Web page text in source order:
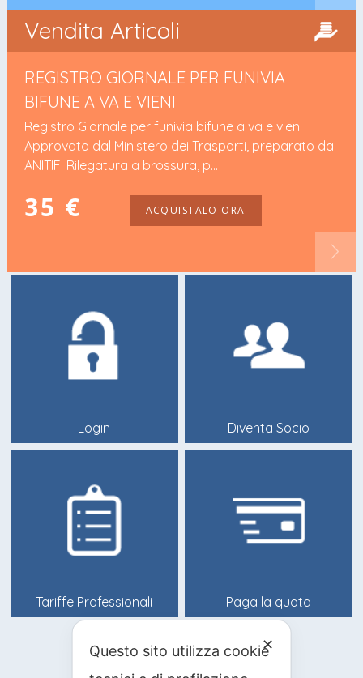
Vendita Articoli
REGISTRO GIORNALE PER FUNIVIA
BIFUNE A VA E VIENI
Registro Giornale per funivia bifune a va e vieni
Approvato dal Ministero dei Trasporti, preparato da
ANITIF. Rilegatura a brossura, p...
35 € ACQUISTALO ORA
Login Diventa Socio
Tariffe Professionali Paga la quota
✕
Questo sito utilizza cookie